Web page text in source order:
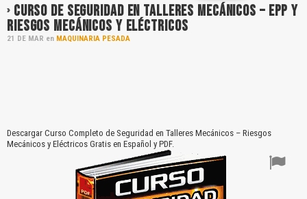
CURSO DE SEGURIDAD EN TALLERES MECÁNICOS – EPP Y
RIESGOS MECÁNICOS Y ELÉCTRICOS
21 DE MAR en MAQUINARIA PESADA
Descargar Curso Completo de Seguridad en Talleres Mecánicos – Riesgos
Mecánicos y Eléctricos Gratis en Español y PDF.